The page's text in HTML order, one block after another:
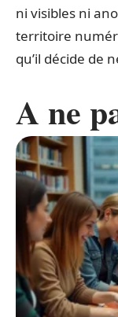
ni visibles ni
territoire
qu’il décide de
A ne